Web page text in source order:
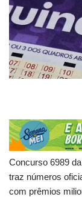
Concurso 6989
traz números
com prêmios